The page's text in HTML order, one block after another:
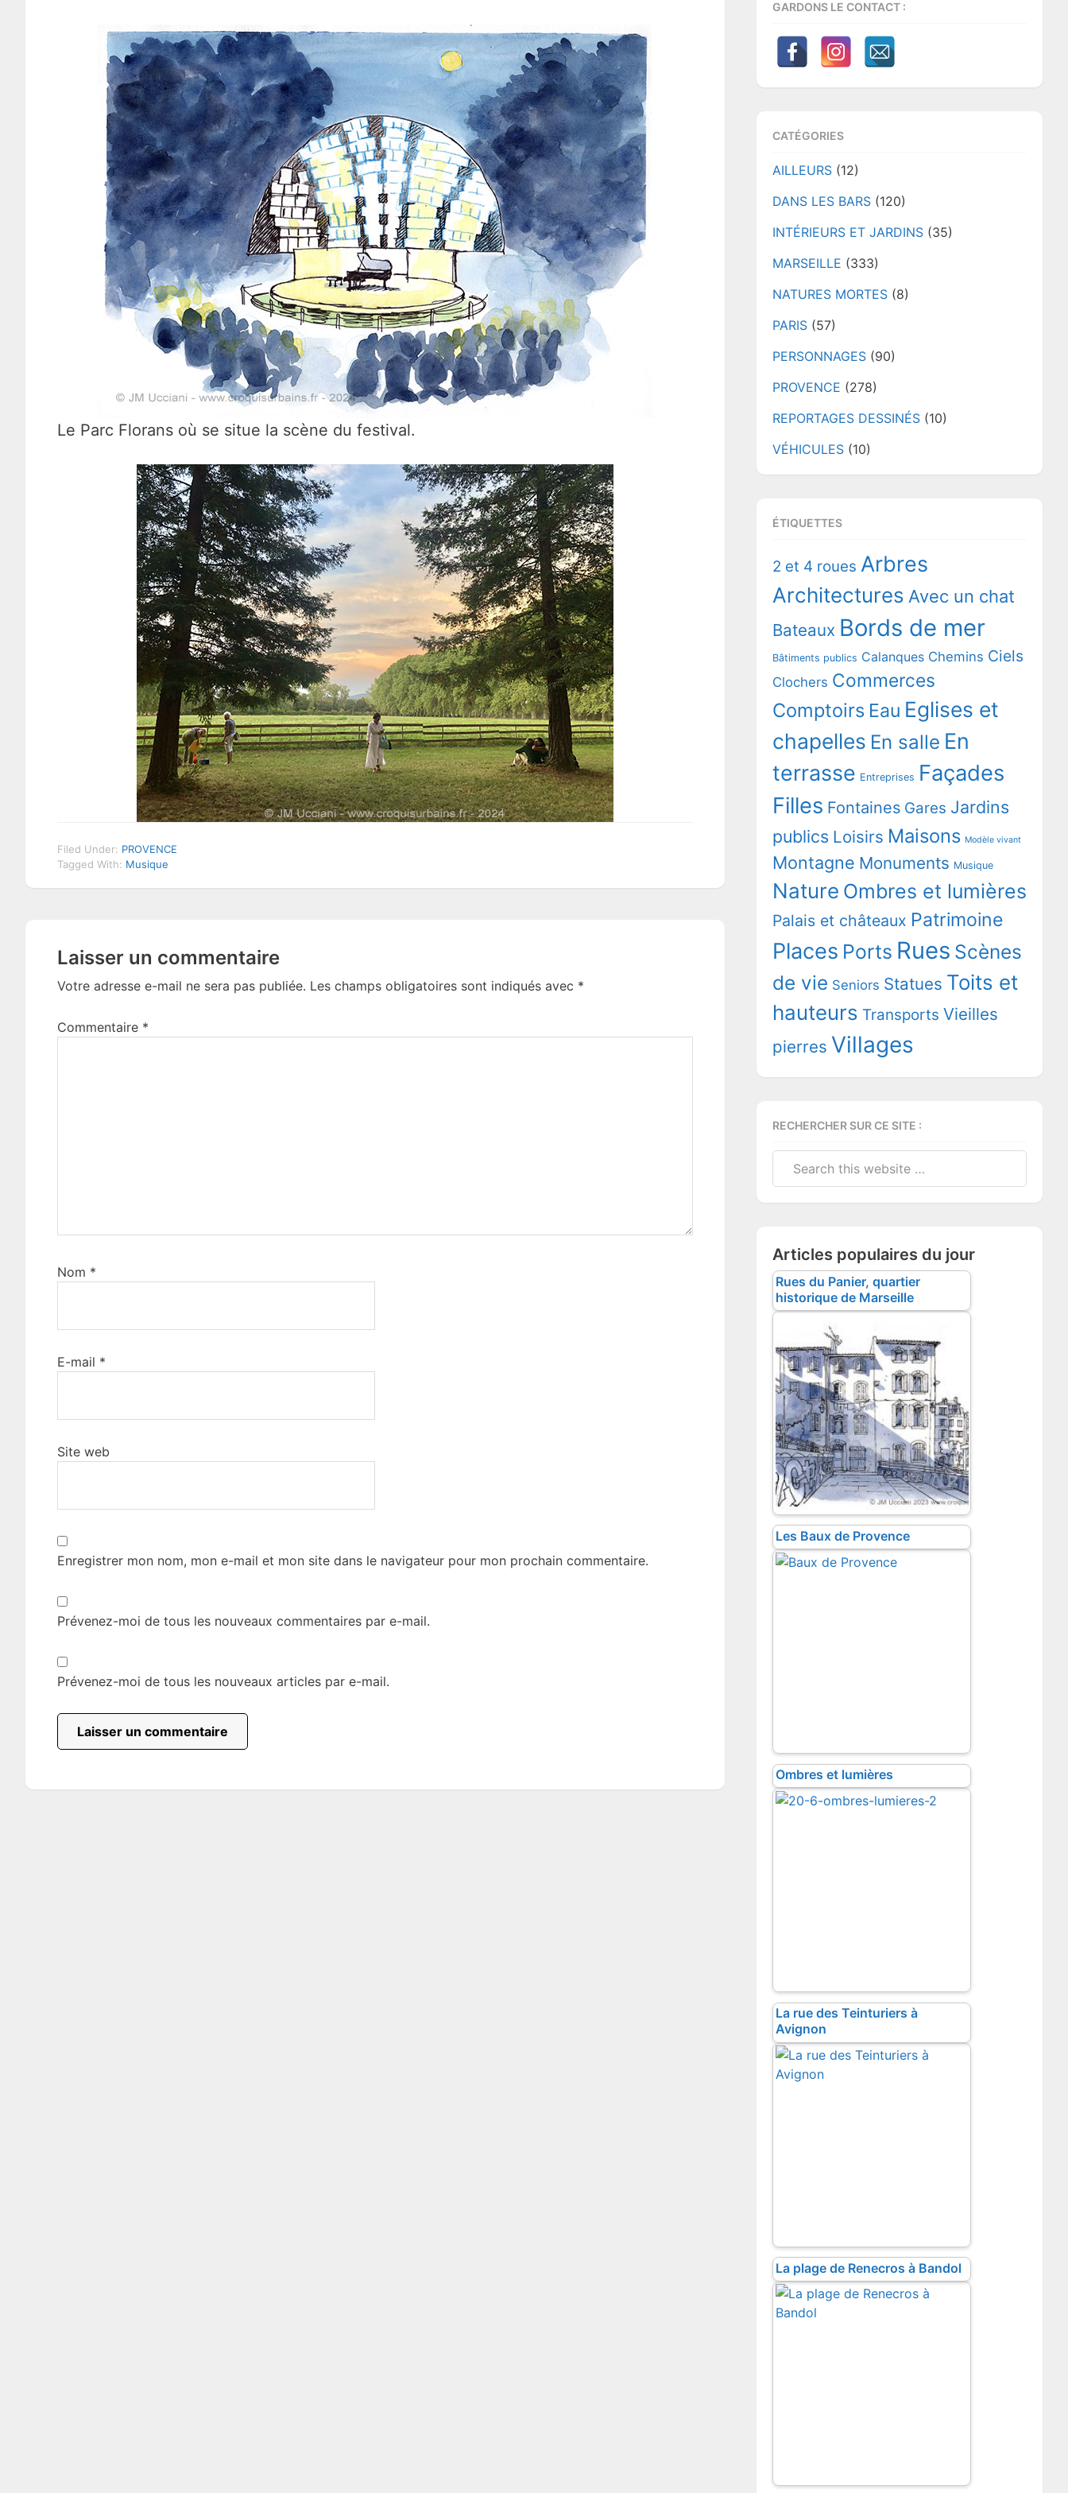
Le Parc Florans où se situe la scène du festival.
Filed Under: PROVENCE
Tagged With: Musique
Interactions
Laisser un commentaire
Votre adresse e-mail ne sera pas publiée. Les champs obligatoires sont indiqués avec *
Commentaire *
Nom *
E-mail *
Site web
Enregistrer mon nom, mon e-mail et mon site dans le navigateur pour mon prochain commentaire.
Prévenez-moi de tous les nouveaux commentaires par e-mail.
Prévenez-moi de tous les nouveaux articles par e-mail.
GARDONS LE CONTACT :
CATÉGORIES
AILLEURS (12)
DANS LES BARS (120)
INTÉRIEURS ET JARDINS (35)
MARSEILLE (333)
NATURES MORTES (8)
PARIS (57)
PERSONNAGES (90)
PROVENCE (278)
REPORTAGES DESSINÉS (10)
VÉHICULES (10)
ÉTIQUETTES
2 et 4 roues Arbres
Architectures Avec un chat
Bateaux Bords de mer
Bâtiments publics Calanques Chemins Ciels
Clochers Commerces
Comptoirs Eau Eglises et
chapelles En salle En
terrasse Entreprises Façades
Filles Fontaines Gares Jardins
publics Loisirs Maisons Modèle vivant
Montagne Monuments Musique
Nature Ombres et lumières
Palais et châteaux Patrimoine
Places Ports Rues Scènes
de vie Seniors Statues Toits et
hauteurs Transports Vieilles
pierres Villages
RECHERCHER SUR CE SITE :
Articles populaires du jour
Rues du Panier, quartier
historique de Marseille
Les Baux de Provence
Ombres et lumières
La rue des Teinturiers à
Avignon
La plage de Renecros à Bandol